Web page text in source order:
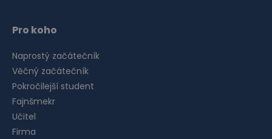
Pro koho
Naprostý začátečník
Věčný začátečník
Pokročilejší student
Fajnšmekr
Učitel
Firma